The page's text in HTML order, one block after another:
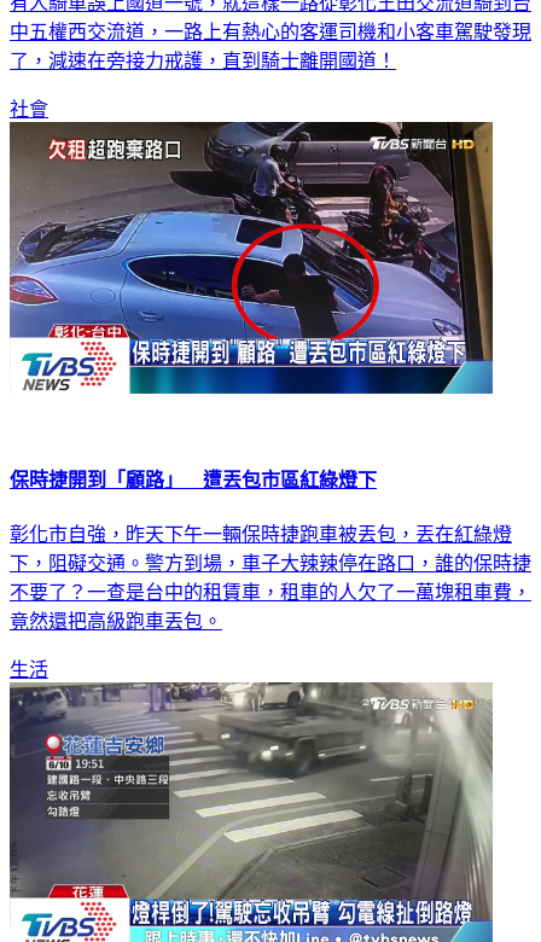
中五權西交流道，一路上有熱心的客運司機和小客車駕駛發現
了，減速在旁接力戒護，直到騎士離開國道！
社會
保時捷開到「顧路」 遭丟包市區紅綠燈下
彰化市自強，昨天下午一輛保時捷跑車被丟包，丟在紅綠燈
下，阻礙交通。警方到場，車子大辣辣停在路口，誰的保時捷
不要了？一查是台中的租賃車，租車的人欠了一萬塊租車費，
竟然還把高級跑車丟包。
生活